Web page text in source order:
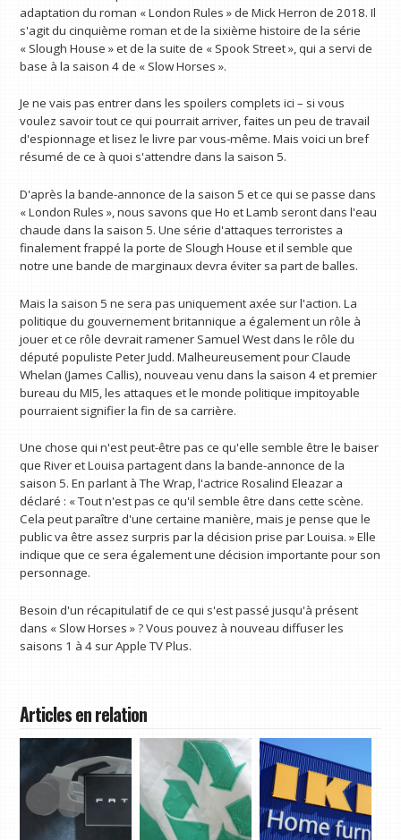
adaptation du roman « London Rules » de Mick Herron de 2018. Il
s'agit du cinquième roman et de la sixième histoire de la série
« Slough House » et de la suite de « Spook Street », qui a servi de
base à la saison 4 de « Slow Horses ».
Je ne vais pas entrer dans les spoilers complets ici – si vous
voulez savoir tout ce qui pourrait arriver, faites un peu de travail
d'espionnage et lisez le livre par vous-même. Mais voici un bref
résumé de ce à quoi s'attendre dans la saison 5.
D'après la bande-annonce de la saison 5 et ce qui se passe dans
« London Rules », nous savons que Ho et Lamb seront dans l'eau
chaude dans la saison 5. Une série d'attaques terroristes a
finalement frappé la porte de Slough House et il semble que
notre une bande de marginaux devra éviter sa part de balles.
Mais la saison 5 ne sera pas uniquement axée sur l'action. La
politique du gouvernement britannique a également un rôle à
jouer et ce rôle devrait ramener Samuel West dans le rôle du
député populiste Peter Judd. Malheureusement pour Claude
Whelan (James Callis), nouveau venu dans la saison 4 et premier
bureau du MI5, les attaques et le monde politique impitoyable
pourraient signifier la fin de sa carrière.
Une chose qui n'est peut-être pas ce qu'elle semble être le baiser
que River et Louisa partagent dans la bande-annonce de la
saison 5. En parlant à The Wrap, l'actrice Rosalind Eleazar a
déclaré : « Tout n'est pas ce qu'il semble être dans cette scène.
Cela peut paraître d'une certaine manière, mais je pense que le
public va être assez surpris par la décision prise par Louisa. » Elle
indique que ce sera également une décision importante pour son
personnage.
Besoin d'un récapitulatif de ce qui s'est passé jusqu'à présent
dans « Slow Horses » ? Vous pouvez à nouveau diffuser les
saisons 1 à 4 sur Apple TV Plus.
Articles en relation